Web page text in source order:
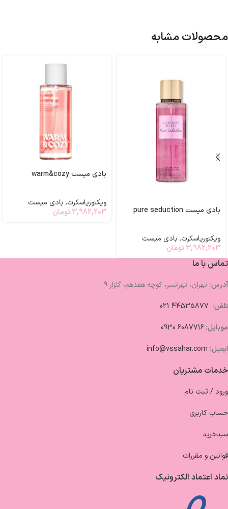
محصولات مشابه
بادی میست pure seduction
ویکتوریاسکرت, بادی میست
3,982,203 تومان
بادی میست warm&cozy
ویکتوریاسکرت, بادی میست
3,982,203 تومان
تماس با ما
آدرس: تهران، تهرانسر، کوچه هفدهم، گلزار 9
تلفن:
موبایل:6087716 0930
ایمیل: info@vssahar.com
خدمات مشتریان
ورود / ثبت نام
حساب کاربری
سبدخرید
قوانین و مقررات
نماد اعتماد الکترونیک